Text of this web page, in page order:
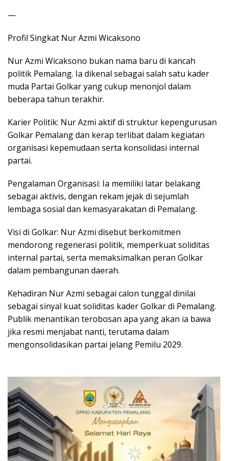
—
Profil Singkat Nur Azmi Wicaksono
Nur Azmi Wicaksono bukan nama baru di kancah
politik Pemalang. Ia dikenal sebagai salah satu kader
muda Partai Golkar yang cukup menonjol dalam
beberapa tahun terakhir.
Karier Politik: Nur Azmi aktif di struktur kepengurusan
Golkar Pemalang dan kerap terlibat dalam kegiatan
organisasi kepemudaan serta konsolidasi internal
partai.
Pengalaman Organisasi: Ia memiliki latar belakang
sebagai aktivis, dengan rekam jejak di sejumlah
lembaga sosial dan kemasyarakatan di Pemalang.
Visi di Golkar: Nur Azmi disebut berkomitmen
mendorong regenerasi politik, memperkuat soliditas
internal partai, serta memaksimalkan peran Golkar
dalam pembangunan daerah.
Kehadiran Nur Azmi sebagai calon tunggal dinilai
sebagai sinyal kuat soliditas kader Golkar di Pemalang.
Publik menantikan terobosan apa yang akan ia bawa
jika resmi menjabat nanti, terutama dalam
mengonsolidasikan partai jelang Pemilu 2029.